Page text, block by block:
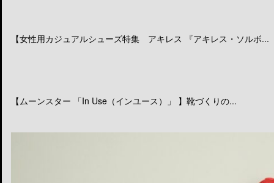
【女性用カジュアルシューズ特集 アキレス 『アキレス・ソルボ...
【ムーンスター 「In Use（インユース）」 】靴づくりの...